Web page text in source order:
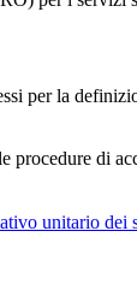
per la
procedure di
unitario dei